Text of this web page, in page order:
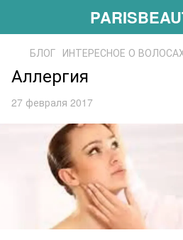
БЛОГ ИНТЕРЕСНОЕ О
Аллергия
27 февраля 2017